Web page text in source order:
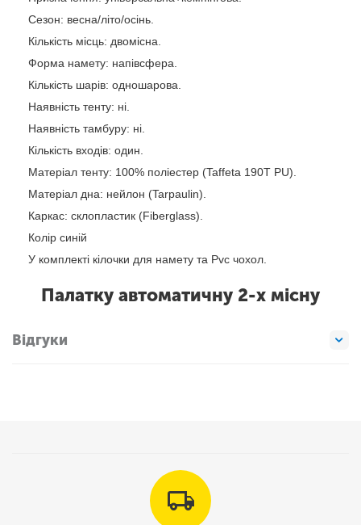
Сезон: весна/літо/осінь.
Кількість місць: двомісна.
Форма намету: напівсфера.
Кількість шарів: одношарова.
Наявність тенту: ні.
Наявність тамбуру: ні.
Кількість входів: один.
Матеріал тенту: 100% поліестер (Taffeta 190T PU).
Матеріал дна: нейлон (Tarpaulin).
Каркас: склопластик (Fiberglass).
Колір синій
У комплекті кілочки для намету та Pvc чохол.
Палатку автоматичну 2-х місну
Відгуки